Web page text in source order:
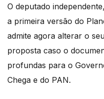
O deputado
a primeira versão do
admite agora alterar o
proposta caso o
profundas para o
Chega e do PAN.